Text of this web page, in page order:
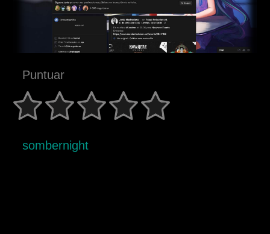
Puntuar
sombernight